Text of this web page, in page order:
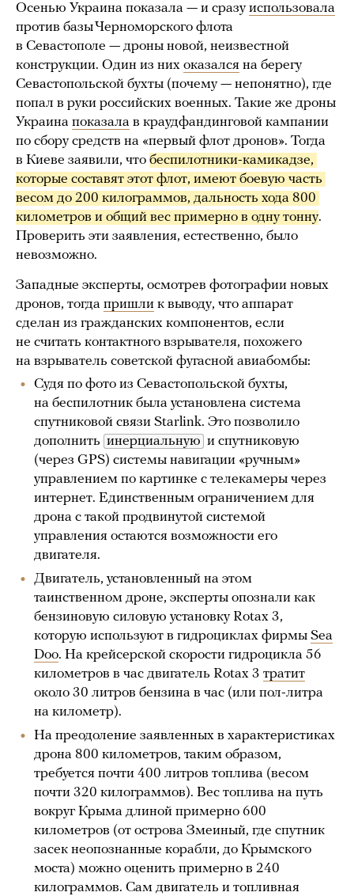
Осенью Украина показала — и сразуиспользовала
против базы Черноморского флота
в Севастополе — дроны новой, неизвестной
конструкции. Один из них оказался на берегу
Севастопольской бухты (почему — непонятно), где
попал в руки российских военных. Такие же дроны
Украина показала в краудфандинговой кампании
по сбору средств на «первый флот дронов». Тогда
в Киеве заявили, что беспилотники-камикадзе,
которые составят этот флот, имеют боевую часть
весом до 200 килограммов, дальность хода 800
километров и общий вес примерно в одну тонну.
Проверить эти заявления, естественно, было
невозможно.
Западные эксперты, осмотрев фотографии новых
дронов, тогда пришли к выводу, что аппарат
сделан из гражданских компонентов, если
не считать контактного взрывателя, похожего
на взрыватель советской фугасной авиабомбы:
Судя по фото из Севастопольской бухты,
на беспилотник была установлена система
спутниковой связи Starlink. Это позволило
дополнить инерциальную и спутниковую
(через GPS) системы навигации «ручным»
управлением по картинке с телекамеры через
интернет. Единственным ограничением для
дрона с такой продвинутой системой
управления остаются возможности его
двигателя.
Двигатель, установленный на этом
таинственном дроне, эксперты опознали как
бензиновую силовую установку Rotax 3,
которую используют в гидроциклах фирмы Sea
Doo. На крейсерской скорости гидроцикла 56
километров в час двигатель Rotax 3 тратит
около 30 литров бензина в час (или пол-литра
на километр).
На преодоление заявленных в характеристиках
дрона 800 километров, таким образом,
требуется почти 400 литров топлива (весом
почти 320 килограммов). Вес топлива на путь
вокруг Крыма длиной примерно 600
километров (от острова Змеиный, где спутник
засек неопознанные корабли, до Крымского
моста) можно оценить примерно в 240
килограммов. Сам двигатель и топливная